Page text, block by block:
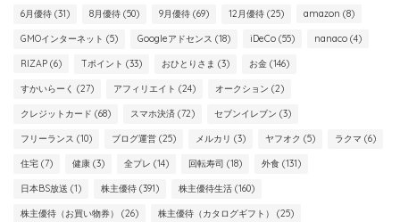
6月優待 (31) 8月優待 (50) 9月優待 (69) 12月優待 (25) amazon (8)
GMOインターネット (5) Googleアドセンス (18) iDeCo (55) nanaco (4)
RIZAP (6) Tポイント (33) おひとりさま (3) お金 (146)
すかいらーく (27) アフィリエイト (24) オークション (2)
クレジットカード (68) スマホ決済 (72) セブンイレブン (3)
フリーランス (10) ブログ運営 (25) メルカリ (3) ヤフオク (5) ラクマ (6)
住宅 (7) 健康 (3) 全プレ (14) 回転寿司 (18) 外食 (131)
日本BS放送 (1) 株主優待 (391) 株主優待生活 (160)
株主優待（お買い物券） (26) 株主優待（カタログギフト） (25)